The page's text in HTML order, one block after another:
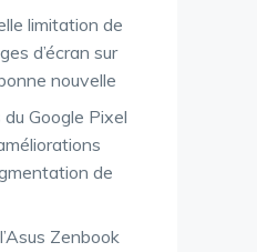
limitation de
d’écran sur
nouvelle
Google Pixel
de
Zenbook